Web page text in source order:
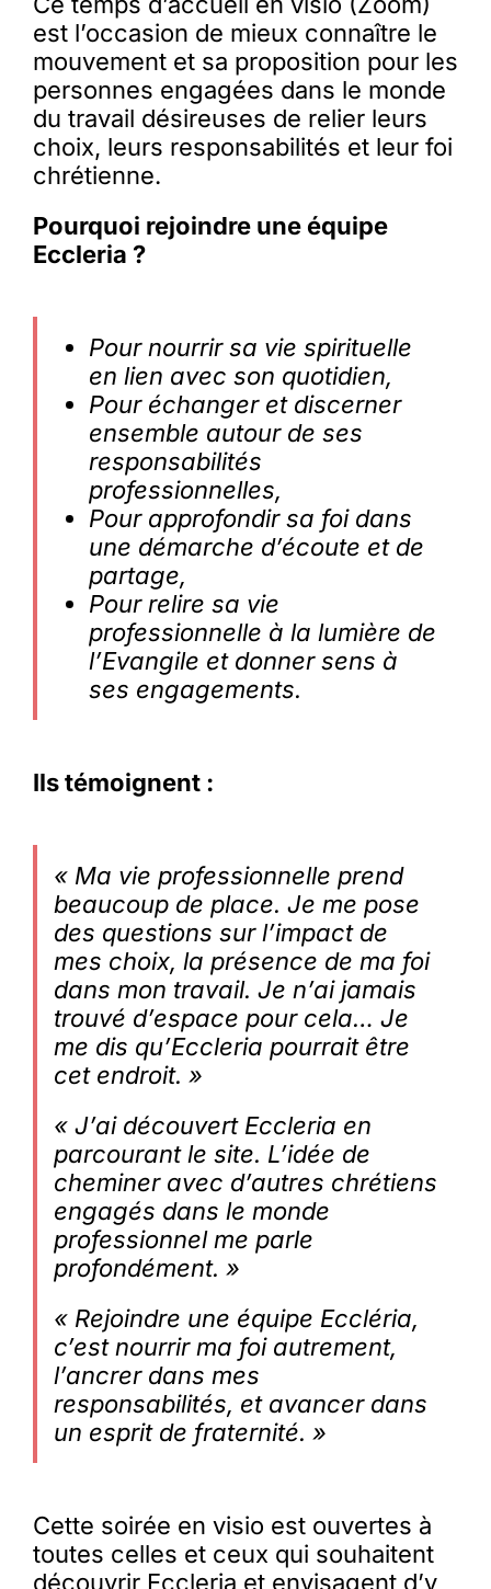
est l’occasion de mieux connaître le
mouvement et sa proposition pour les
personnes engagées dans le monde
du travail désireuses de relier leurs
choix, leurs responsabilités et leur foi
chrétienne.
Pourquoi rejoindre une équipe
Eccleria ?
Pour nourrir sa vie spirituelle
en lien avec son quotidien,
Pour échanger et discerner
ensemble autour de ses
responsabilités
professionnelles,
Pour approfondir sa foi dans
une démarche d’écoute et de
partage,
Pour relire sa vie
professionnelle à la lumière de
l’Evangile et donner sens à
ses engagements.
Ils témoignent :
« Ma vie professionnelle prend
beaucoup de place. Je me pose
des questions sur l’impact de
mes choix, la présence de ma foi
dans mon travail. Je n’ai jamais
trouvé d’espace pour cela… Je
me dis qu’Eccleria pourrait être
cet endroit. »
« J’ai découvert Eccleria en
parcourant le site. L’idée de
cheminer avec d’autres chrétiens
engagés dans le monde
professionnel me parle
profondément. »
« Rejoindre une équipe Eccléria,
c’est nourrir ma foi autrement,
l’ancrer dans mes
responsabilités, et avancer dans
un esprit de fraternité. »
Cette soirée en visio est ouvertes à
toutes celles et ceux qui souhaitent
découvrir Eccleria et envisagent d’y